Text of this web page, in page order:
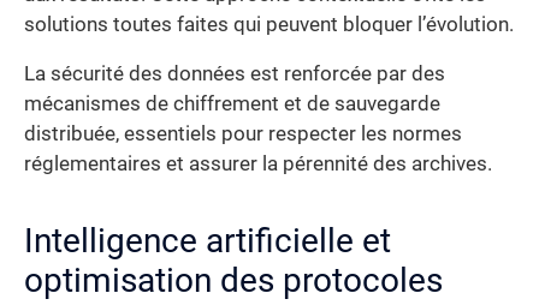
solutions toutes faites qui peuvent bloquer l’évolution.
La sécurité des données est renforcée par des
mécanismes de chiffrement et de sauvegarde
distribuée, essentiels pour respecter les normes
réglementaires et assurer la pérennité des archives.
Intelligence artificielle et
optimisation des protocoles